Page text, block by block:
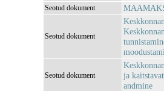
Seotud dokument
Seotud dokument
Seotud dokument
ja
andmine